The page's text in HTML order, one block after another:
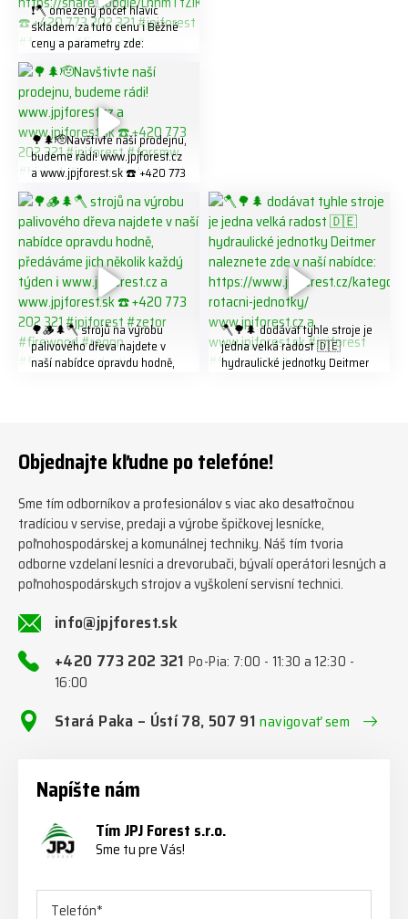
❗️🪓 omezený počet hlavic
skladem za tuto cenu ℹ️ Běžné
ceny a parametry zde:
https://share.google/LnhmTfZl
K8W5t7i6o ☎️ +420 773 202
321 #jpjforest #forsmw
#firewood #
🌳🌲🫡Navštivte naší prodejnu,
budeme rádi! www.jpjforest.cz
a www.jpjforest.sk ☎️ +420 773
202 321 #jpjforest #forsmw
#biojack #regon #vahvajussi
🌳🪵🌲🪓 strojů na výrobu
palivového dřeva najdete v
naší nabídce opravdu hodně,
#firewoodproduction
🪓🌳🌲 dodávat tyhle stroje je
jedna velká radost 🇩🇪
hydraulické jednotky Deitmer
#firewood #deitmer
Objednajte kľudne po telefóne!
Sme tím odborníkov a profesionálov s viac ako desaťročnou
tradíciou v servise, predaji a výrobe špičkovej lesnícke,
poľnohospodárskej a komunálnej techniky. Náš tím tvoria
odborne vzdelaní lesníci a drevorubači, bývalí operátori lesných a
poľnohospodárskych strojov a vyškolení servisní technici.
info@jpjforest.sk
+420 773 202 321Po-Pia: 7:00 - 11:30 a 12:30 -
16:00
Stará Paka – Ústí 78, 507 91navigovať sem
Napíšte nám
Tím JPJ Forest s.r.o.
Sme tu pre Vás!